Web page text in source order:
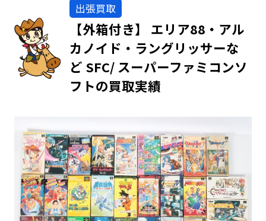
出張買取
【外箱付き】 エリア88・アル
カノイド・ラングリッサーな
ど SFC/ スーパーファミコンソ
フトの買取実績